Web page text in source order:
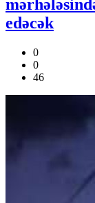
edəcək
0
0
46